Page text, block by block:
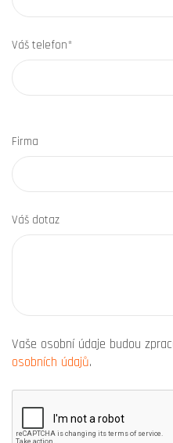
Váš telefon*
Firma
Váš dotaz
Vaše osobní údaje budou
osobních údajů.